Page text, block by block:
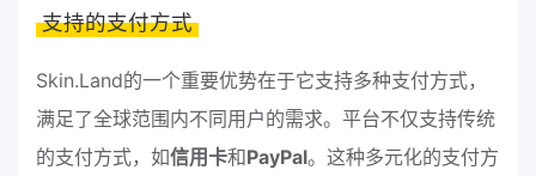
支持的支付方式
Skin.Land的一个重要优势在于它支持多种支付方式，
满足了全球范围内不同用户的需求。平台不仅支持传统
的支付方式，如信用卡和PayPal。这种多元化的支付方